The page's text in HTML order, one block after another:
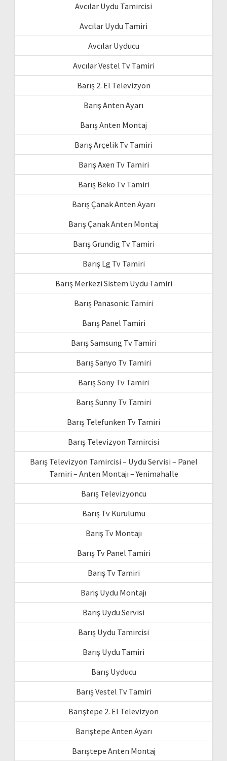
Avcılar Uydu Tamircisi
Avcılar Uydu Tamiri
Avcılar Uyducu
Avcılar Vestel Tv Tamiri
Barış 2. El Televizyon
Barış Anten Ayarı
Barış Anten Montaj
Barış Arçelik Tv Tamiri
Barış Axen Tv Tamiri
Barış Beko Tv Tamiri
Barış Çanak Anten Ayarı
Barış Çanak Anten Montaj
Barış Grundig Tv Tamiri
Barış Lg Tv Tamiri
Barış Merkezi Sistem Uydu Tamiri
Barış Panasonic Tamiri
Barış Panel Tamiri
Barış Samsung Tv Tamiri
Barış Sanyo Tv Tamiri
Barış Sony Tv Tamiri
Barış Sunny Tv Tamiri
Barış Telefunken Tv Tamiri
Barış Televizyon Tamircisi
Barış Televizyon Tamircisi – Uydu Servisi – Panel
Tamiri – Anten Montajı – Yenimahalle
Barış Televizyoncu
Barış Tv Kurulumu
Barış Tv Montajı
Barış Tv Panel Tamiri
Barış Tv Tamiri
Barış Uydu Montajı
Barış Uydu Servisi
Barış Uydu Tamircisi
Barış Uydu Tamiri
Barış Uyducu
Barış Vestel Tv Tamiri
Barıştepe 2. El Televizyon
Barıştepe Anten Ayarı
Barıştepe Anten Montaj